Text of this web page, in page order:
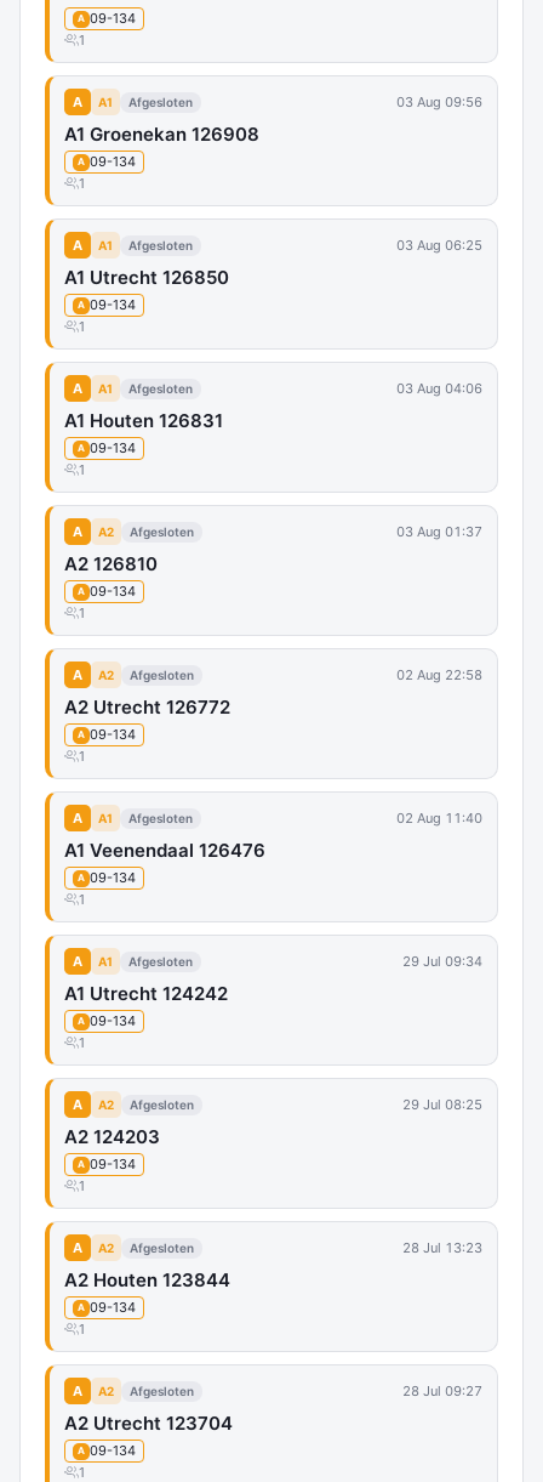
A 09-134
1
A A1 Afgesloten 03 Aug 09:56
A1 Groenekan 126908
A 09-134
1
A A1 Afgesloten 03 Aug 06:25
A1 Utrecht 126850
A 09-134
1
A A1 Afgesloten 03 Aug 04:06
A1 Houten 126831
A 09-134
1
A A2 Afgesloten 03 Aug 01:37
A2 126810
A 09-134
1
A A2 Afgesloten 02 Aug 22:58
A2 Utrecht 126772
A 09-134
1
A A1 Afgesloten 02 Aug 11:40
A1 Veenendaal 126476
A 09-134
1
A A1 Afgesloten 29 Jul 09:34
A1 Utrecht 124242
A 09-134
1
A A2 Afgesloten 29 Jul 08:25
A2 124203
A 09-134
1
A A2 Afgesloten 28 Jul 13:23
A2 Houten 123844
A 09-134
1
A A2 Afgesloten 28 Jul 09:27
A2 Utrecht 123704
A 09-134
1